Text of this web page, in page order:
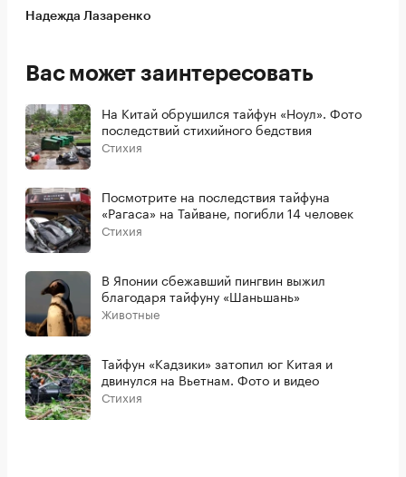
Надежда Лазаренко
Вас может заинтересовать
На Китай обрушился тайфун «Ноул». Фото
последствий стихийного бедствия
Стихия
Посмотрите на последствия тайфуна
«Рагаса» на Тайване, погибли 14 человек
Стихия
В Японии сбежавший пингвин выжил
благодаря тайфуну «Шаньшань»
Животные
Тайфун «Кадзики» затопил юг Китая и
двинулся на Вьетнам. Фото и видео
Стихия